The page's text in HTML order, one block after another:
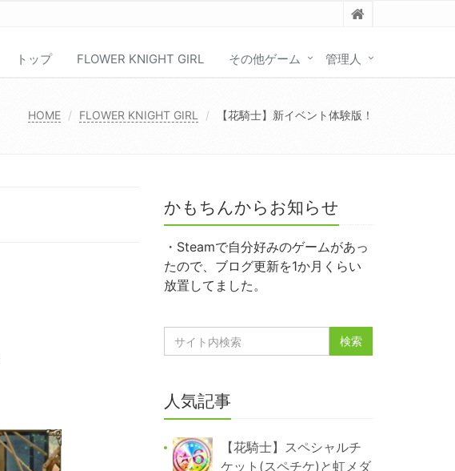
トップ FLOWER KNIGHT GIRL その他ゲーム 管理人
HOME FLOWER KNIGHT GIRL 【花騎士】新イベント体験版！
かもちんからお知らせ
・Steamで自分好みのゲームがあっ
たので、ブログ更新を1か月くらい
放置してました。
人気記事
【花騎士】スペシャルチ
ケット(スペチケ)と虹メダ